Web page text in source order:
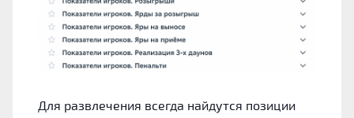
Для развлечения всегда найдутся позиции